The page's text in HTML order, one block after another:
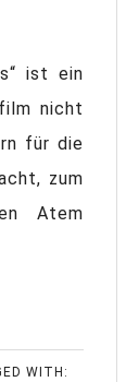
ist ein
nicht
für die
zum
Atem
WITH: